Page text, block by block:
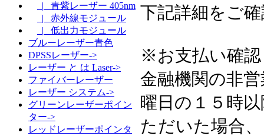
|_ 青紫レーザー 405nm
|_ 赤外線モジュール
|_ 低出力モジュール
ブルーレーザー青色
DPSSレーザー->
レーザー と は Laser->
ファイバーレーザー
レーザー システム->
グリーンレーザーポイン
ター->
レッドレーザーポインタ
下記詳細をご
※お支払い確
金融機関の非
曜日の１５時
ただいた場合